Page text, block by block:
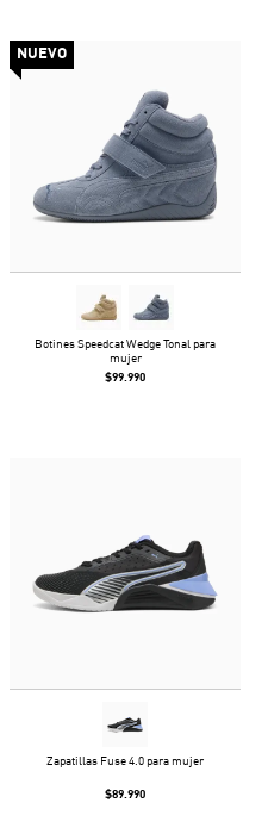
NUEVO
Botines Speedcat Wedge Tonal para
mujer
$99.990
Zapatillas Fuse 4.0 para mujer
$89.990